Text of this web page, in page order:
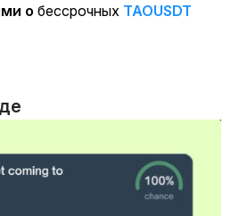
о бессрочных TAOUSDT